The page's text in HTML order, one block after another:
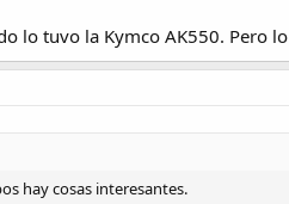
lo tuvo la Kymco AK550. Pero
hay cosas interesantes.